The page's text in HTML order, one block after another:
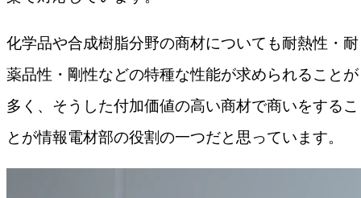
化学品や合成樹脂分野の商材についても耐熱性・耐
薬品性・剛性などの特種な性能が求められることが
多く、そうした付加価値の高い商材で商いをするこ
とが情報電材部の役割の一つだと思っています。